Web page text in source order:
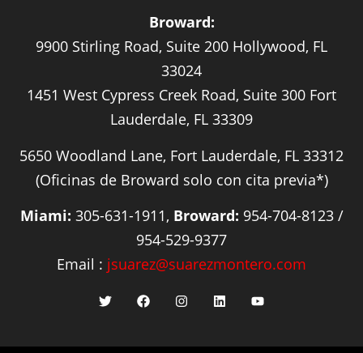
Broward:
9900 Stirling Road, Suite 200 Hollywood, FL
33024
1451 West Cypress Creek Road, Suite 300 Fort
Lauderdale, FL 33309
5650 Woodland Lane, Fort Lauderdale, FL 33312
(Oficinas de Broward solo con cita previa*)
Miami: 305-631-1911, Broward: 954-704-8123 /
954-529-9377
Email : jsuarez@suarezmontero.com